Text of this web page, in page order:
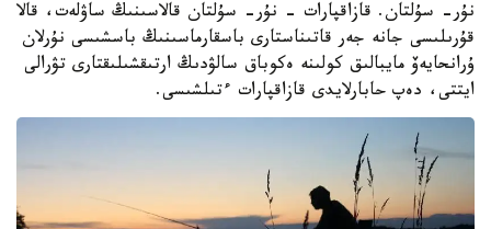
نۇر- سۇلتان. قازاقپارات - نۇر- سۇلتان قالاسىنىڭ ساۋلەت، قالا
قۇرىلىسى جانە جەر قاتىناستارى باسقارماسىنىڭ باسشىسى نۇرلان
ۇرانحايەۆ مايبالىق كولىنە ەكوباق سالۋدىڭ ارتىقشىلىقتارى تۋرالى
ايتتى، دەپ حابارلايدى قازاقپارات ءتىلشىسى.